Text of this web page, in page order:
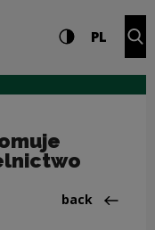
and search
High contrast
PL
Back
back